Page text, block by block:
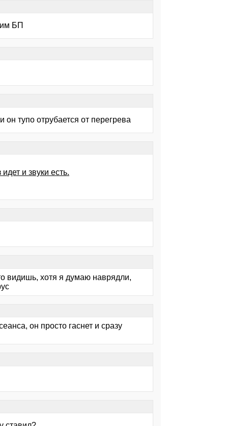
БП
тупо отрубается от перегрева
и звуки есть.
видишь, хотя я думаю наврядли,
он просто гаснет и сразу